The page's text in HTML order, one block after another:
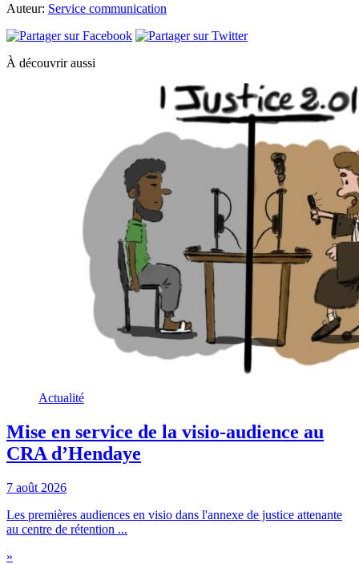
Auteur: Service communication
À découvrir aussi
Actualité
Mise en service de la visio-audience au
CRA d’Hendaye
7 août 2026
Les premières audiences en visio dans l'annexe de justice attenante
au centre de rétention ...
»